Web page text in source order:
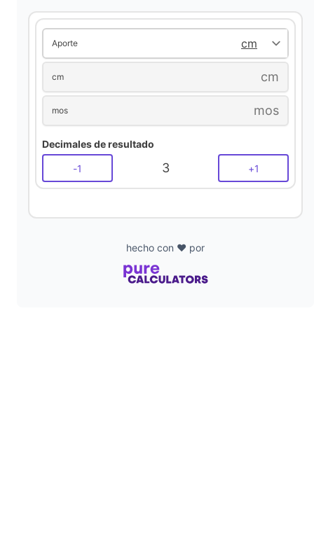
i
o
Aporte
cm cm
mos mos
Decimales de resultado
-1 3 +1
hecho con ❤️ por